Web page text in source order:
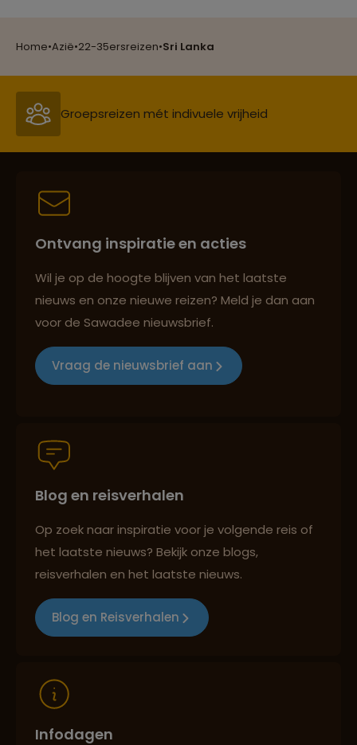
Home•Azië•22-35ersreizen•Sri Lanka
Groepsreizen mét indivuele vrijheid
Persoonlijk en deskundig reisadvies
Reizen met oog voor mens, cultuur en milieu
Persoonlijk en deskundig reisadvies
Best beoordeelde reisroutes
Ontvang inspiratie en acties
Wil je op de hoogte blijven van het laatste
nieuws en onze nieuwe reizen? Meld je dan aan
voor de Sawadee nieuwsbrief.
Vraag de nieuwsbrief aan
Blog en reisverhalen
Op zoek naar inspiratie voor je volgende reis of
het laatste nieuws? Bekijk onze blogs,
reisverhalen en het laatste nieuws.
Blog en Reisverhalen
Infodagen